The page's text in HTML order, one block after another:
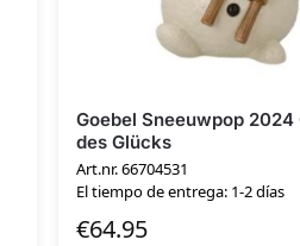
Goebel Sneeuwpop 2024
des Glücks
Art.nr. 66704531
El tiempo de entrega: 1-2 días
€64.95